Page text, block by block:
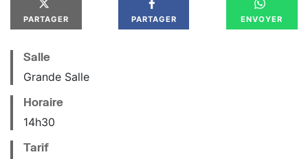
PARTAGER PARTAGER ENVOYER
Salle
Grande Salle
Horaire
14h30
Tarif